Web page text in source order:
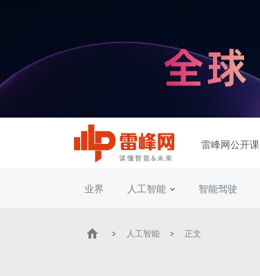
雷峰网公开课
业界 人工智能 智能驾驶
人工智能 正文